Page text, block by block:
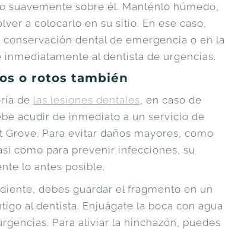
suavemente sobre él. Manténlo húmedo,
a colocarlo en su sitio. En ese caso,
dental de emergencia o en la
al dentista de urgencias.
o rotos también
de las lesiones dentales, en caso de
acudir de inmediato a un servicio de
Para evitar daños mayores, como
como para prevenir infecciones, su
lo antes posible.
debes guardar el fragmento en un
al dentista. Enjuágate la boca con agua
Para aliviar la hinchazón, puedes